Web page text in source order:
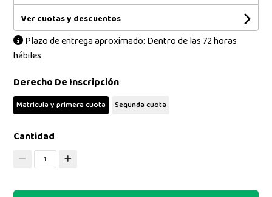
Ver cuotas y descuentos
Plazo de entrega aproximado: Dentro de las 72 horas
hábiles
Derecho De Inscripción
Matricula y primera cuota Segunda cuota
Cantidad
1